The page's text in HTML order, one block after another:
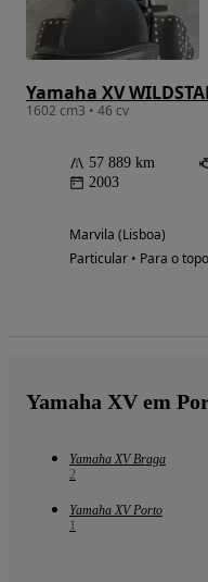
Yamaha XV
1602 cm3 • 46 cv
57 889 km
2003
Marvila (Lisboa)
Particular • Para o topo
Yamaha XV em
Yamaha XV Braga
2
Yamaha XV Porto
1